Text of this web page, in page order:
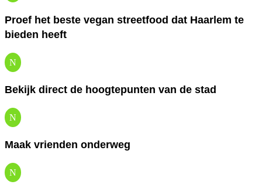
Proef het beste vegan streetfood dat Haarlem te
bieden heeft
N
Bekijk direct de hoogtepunten van de stad
N
Maak vrienden onderweg
N